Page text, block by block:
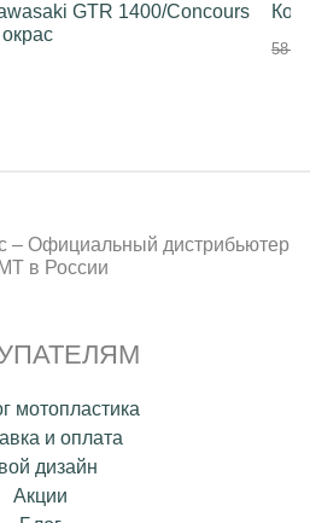
GTR 1400/Concours
58
– Официальный дистрибьютер
в России
мотопластика
и оплата
дизайн
Акции